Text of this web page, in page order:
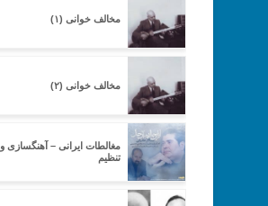
مخالف خوانی (۱)
مخالف خوانی (۲)
مغالطات ایرانی – آهنگسازی و
تنظیم